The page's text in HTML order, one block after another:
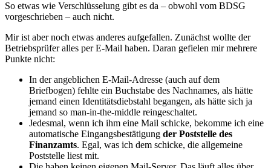
So etwas wie Verschlüsselung gibt es da – obwohl vom BDSG
vorgeschrieben – auch nicht.
Mir ist aber noch etwas anderes aufgefallen. Zunächst wollte der
Betriebsprüfer alles per E-Mail haben. Daran gefielen mir mehrere
Punkte nicht:
In der angeblichen E-Mail-Adresse (auch auf dem
Briefbogen) fehlte ein Buchstabe des Nachnames, als hätte
jemand einen Identitätsdiebstahl begangen, als hätte sich ja
jemand so man-in-the-middle reingeschaltet.
Jedesmal, wenn ich ihm eine Mail schicke, bekomme ich eine
automatische Eingangsbestätigung der Poststelle des
Finanzamts. Egal, was ich dem schicke, die allgemeine
Poststelle liest mit.